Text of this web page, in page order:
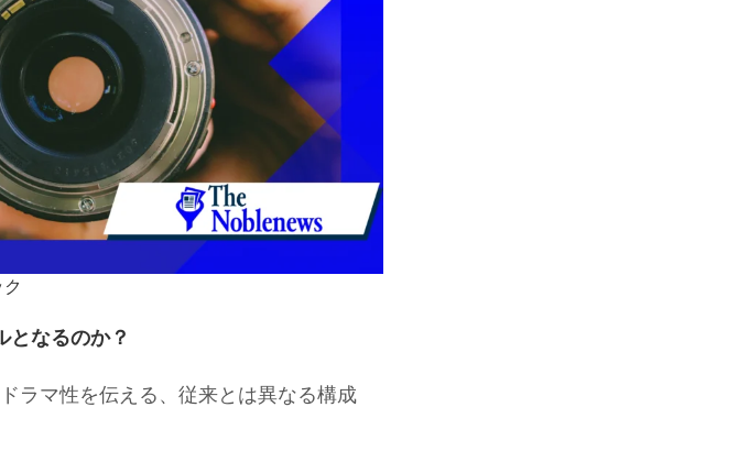
となるのか？
ラマ性を伝える、従来とは異なる構成